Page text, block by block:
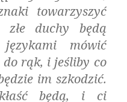
towarzyszyć
duchy będą
mówić
do rąk, i jeśliby co
im szkodzić.
będą, i ci